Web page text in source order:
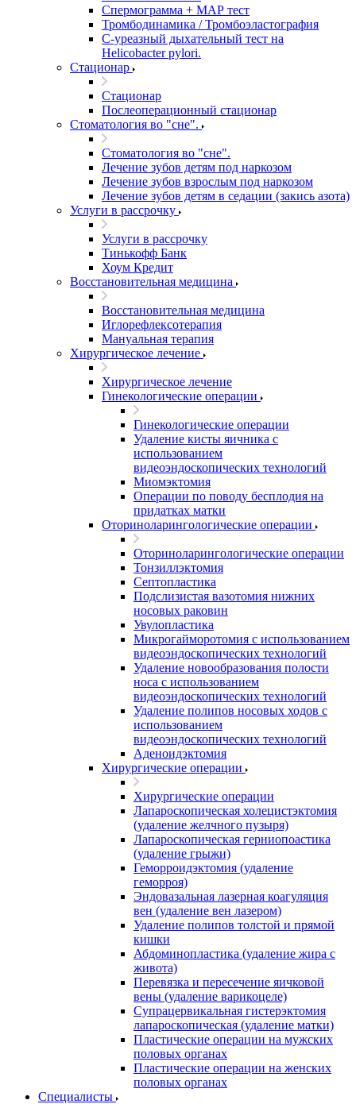
Спермограмма + МАР тест
Тромбодинамика / Тромбоэластография
С-уреазный дыхательный тест на
Helicobacter pylori.
Стационар
Стационар
Послеоперационный стационар
Стоматология во "сне".
Стоматология во "сне".
Лечение зубов детям под наркозом
Лечение зубов взрослым под наркозом
Лечение зубов детям в седации (закись азота)
Услуги в рассрочку
Услуги в рассрочку
Тинькофф Банк
Хоум Кредит
Восстановительная медицина
Восстановительная медицина
Иглорефлексотерапия
Мануальная терапия
Хирургическое лечение
Хирургическое лечение
Гинекологические операции
Гинекологические операции
Удаление кисты яичника с
использованием
видеоэндоскопических технологий
Миомэктомия
Операции по поводу бесплодия на
придатках матки
Оториноларингологические операции
Оториноларингологические операции
Тонзиллэктомия
Септопластика
Подслизистая вазотомия нижних
носовых раковин
Увулопластика
Микрогайморотомия с использованием
видеоэндоскопических технологий
Удаление новообразования полости
носа с использованием
видеоэндоскопических технологий
Удаление полипов носовых ходов с
использованием
видеоэндоскопических технологий
Аденоидэктомия
Хирургические операции
Хирургические операции
Лапароскопическая холецистэктомия
(удаление желчного пузыря)
Лапароскопическая герниопоастика
(удаление грыжи)
Геморроидэктомия (удаление
геморроя)
Эндовазальная лазерная коагуляция
вен (удаление вен лазером)
Удаление полипов толстой и прямой
кишки
Абдоминопластика (удаление жира с
живота)
Перевязка и пересечение яичковой
вены (удаление варикоцеле)
Супрацервикальная гистерэктомия
лапароскопическая (удаление матки)
Пластические операции на мужских
половых органах
Пластические операции на женских
половых органах
Специалисты